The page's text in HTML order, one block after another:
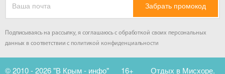
Забрать промокод
Подписываясь на рассылку, я соглашаюсь с обработкой своих персональных
данных в соответствии с политикой конфиденциальности
© 2010 - 2026 "В Крым - инфо" 16+ Отдых в Мисхоре.